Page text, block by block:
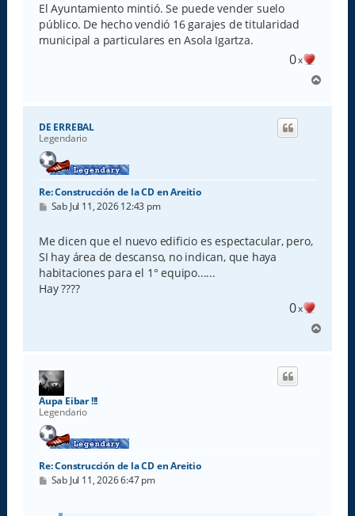
El Ayuntamiento mintió. Se puede vender suelo
público. De hecho vendió 16 garajes de titularidad
municipal a particulares en Asola Igartza.
0x
r
DE ERREBAL
Legendario
Re: Construcción de la CD en Areitio
M
s
a
e
Sab Jul 11, 2026 12:43 pm
Me dicen que el nuevo edificio es espectacular, pero,
SI hay área de descanso, no indican, que haya
habitaciones para el 1° equipo......
Hay ????
0x
r
Aupa Eibar !!!
Legendario
Re: Construcción de la CD en Areitio
M
Sab Jul 11, 2026 6:47 pm